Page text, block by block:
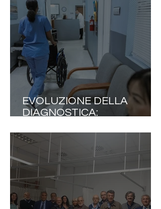
EVOLUZIONE DELLA
DIAGNOSTICA:
PERCORSI COME DRIVER
DI EFFICIENZA SANITARIA